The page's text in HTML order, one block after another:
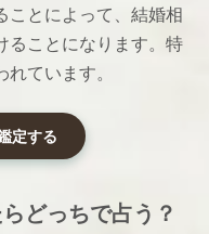
ことによって、結婚相
ることになります。特
ています。
定する
どっちで占う？